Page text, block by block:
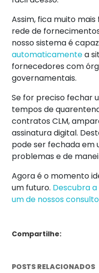
Assim, fica muito
rede de
nosso sistema é
automaticamentea
fornecedores com
governamentais.
Se for preciso fechar
tempos de
contratos CLM,
assinatura digital.
pode ser fechada em
problemas e de
Agora é o momento
um futuro. Descubra
um de nossos
Compartilhe:
POSTS RELACIONADOS